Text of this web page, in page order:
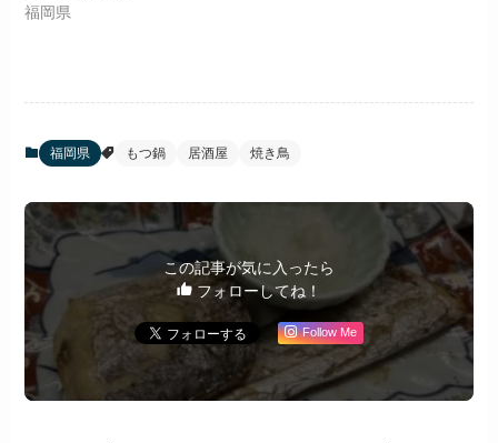
福岡県
福岡県 もつ鍋 居酒屋 焼き鳥
この記事が気に入ったら
フォローしてね！
Follow Me